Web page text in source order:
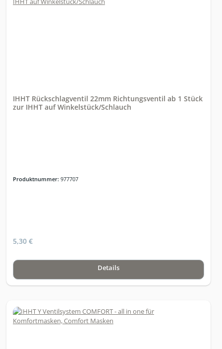
IHHT Rückschlagventil 22mm Richtungsventil ab 1 Stück
zur IHHT auf Winkelstück/Schlauch
Produktnummer: 977707
5,30 €
Details